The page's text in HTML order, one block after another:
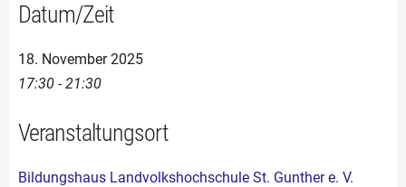
Datum/Zeit
18. November 2025
17:30 - 21:30
Veranstaltungsort
Bildungshaus Landvolkshochschule St. Gunther e. V.